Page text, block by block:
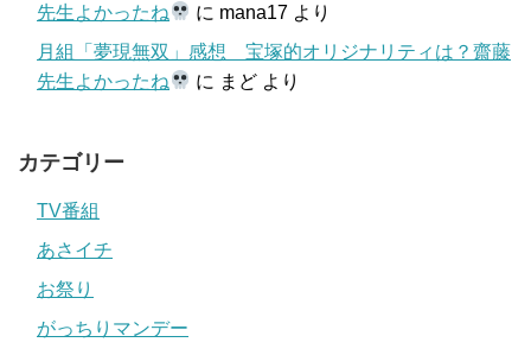
先生よかったね
に mana17 より
月組「夢現無双」感想 宝塚的オリジナリティは？齋藤
先生よかったね
に まど より
カテゴリー
TV番組
あさイチ
お祭り
がっちりマンデー